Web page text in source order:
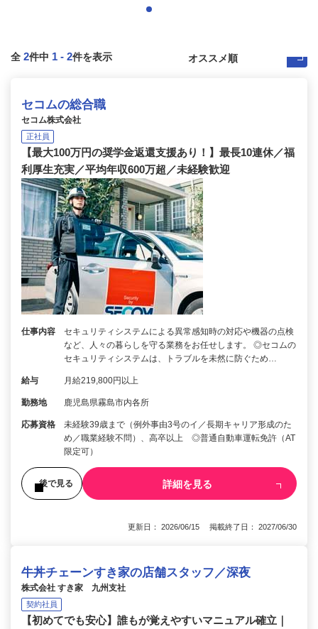
全 2件中 1 - 2件を表示
セコムの総合職
セコム株式会社
正社員
【最大100万円の奨学金返還支援あり！】最長10連休／福
利厚生充実／平均年収600万超／未経験歓迎
仕事内容
セキュリティシステムによる異常感知時の対応や機器の点検
など、人々の暮らしを守る業務をお任せします。 ◎セコムの
セキュリティシステムは、トラブルを未然に防ぐため…
給与 月給219,800円以上
勤務地 鹿児島県霧島市内各所
応募資格
未経験39歳まで（例外事由3号のイ／長期キャリア形成のた
め／職業経験不問）、高卒以上 ◎普通自動車運転免許（AT
限定可）
後で見る 詳細を見る
更新日： 2026/06/15 掲載終了日： 2027/06/30
牛丼チェーンすき家の店舗スタッフ／深夜
株式会社 すき家 九州支社
契約社員
【初めてでも安心】誰もが覚えやすいマニュアル確立｜